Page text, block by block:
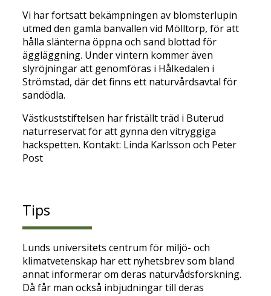
Vi har fortsatt bekämpningen av blomsterlupin
utmed den gamla banvallen vid Mölltorp, för att
hålla slänterna öppna och sand blottad för
äggläggning. Under vintern kommer även
slyröjningar att genomföras i Hålkedalen i
Strömstad, där det finns ett naturvårdsavtal för
sandödla.
Västkuststiftelsen har friställt träd i Buterud
naturreservat för att gynna den vitryggiga
hackspetten. Kontakt: Linda Karlsson och Peter
Post
Tips
Lunds universitets centrum för miljö- och
klimatvetenskap har ett nyhetsbrev som bland
annat informerar om deras naturvådsforskning.
Då får man också inbjudningar till deras